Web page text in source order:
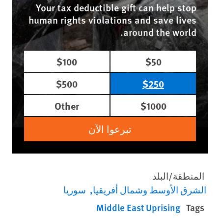
Your tax deductible gift can help stop
human rights violations and save lives
around the world.
$50
$100
$250
$500
$1000
Other
تبرعوا الآن
المنطقة/البلد
الشرق الأوسط وشمال أفريقيا سوريا
Tags
Middle East Uprising